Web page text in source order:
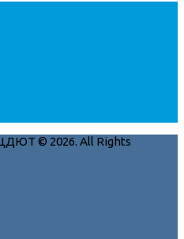
© 2026. All Rights